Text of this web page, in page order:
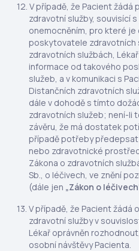
V případě, že Pacient
zdravotní služby, souvisící
onemocněním, pro které
poskytovatele zdravotních
zdravotních službách,
informace od takového
služeb, a v komunikaci s
Distančních zdravotních
dále v dohodě s tímto
zdravotních služeb; není-li
závěru, že má dostatek
případě potřeby
nebo zdravotnické
Zákona o zdravotních
Sb., o léčivech, ve znění
(dále jen „Zákon o
V případě, že Pacient žádá
zdravotní služby v
Lékař oprávněn
osobní návštěvy Pacienta.